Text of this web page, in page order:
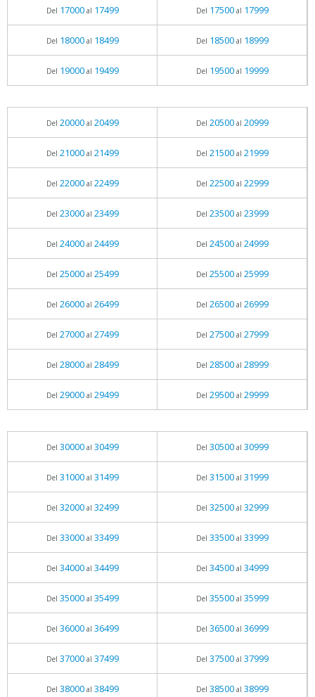
Del 17000al 17499 Del 17500al 17999
Del 18000al 18499 Del 18500al 18999
Del 19000al 19499 Del 19500al 19999
Del 20000al 20499 Del 20500al 20999
Del 21000al 21499 Del 21500al 21999
Del 22000al 22499 Del 22500al 22999
Del 23000al 23499 Del 23500al 23999
Del 24000al 24499 Del 24500al 24999
Del 25000al 25499 Del 25500al 25999
Del 26000al 26499 Del 26500al 26999
Del 27000al 27499 Del 27500al 27999
Del 28000al 28499 Del 28500al 28999
Del 29000al 29499 Del 29500al 29999
Del 30000al 30499 Del 30500al 30999
Del 31000al 31499 Del 31500al 31999
Del 32000al 32499 Del 32500al 32999
Del 33000al 33499 Del 33500al 33999
Del 34000al 34499 Del 34500al 34999
Del 35000al 35499 Del 35500al 35999
Del 36000al 36499 Del 36500al 36999
Del 37000al 37499 Del 37500al 37999
Del 38000al 38499 Del 38500al 38999